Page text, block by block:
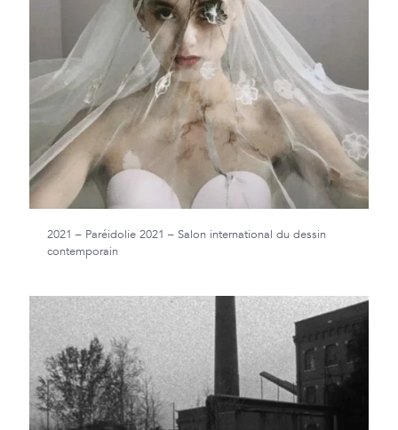
2021 – Paréidolie 2021 – Salon international du dessin
contemporain